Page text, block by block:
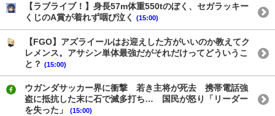
【ラブライブ！】身長57m体重550tのぼく、セガラッキー
くじのA賞が着れず咽び泣く
(15:00)
【FGO】アズライールはお迎えした方がいいのか教えてク
レメンス。アサシン単体最強だがそれだけってどういうこ
と？ (15:00)
ウガンダサッカー界に衝撃 若き主将が死去 携帯電話強
盗に抵抗した末に石で滅多打ち… 国民が怒り「リーダー
を失った」
(15:00)